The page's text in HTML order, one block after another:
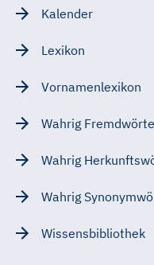
Kalender
Lexikon
Vornamenlexikon
Wahrig
Wahrig
Wahrig
Wissensbibliothek